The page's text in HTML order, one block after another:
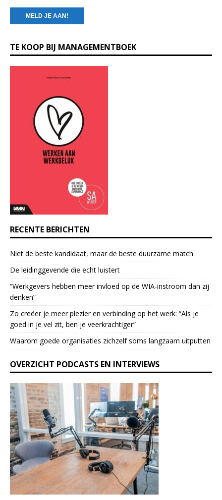
o
n
.
l
e
a
s
e
l
a
v
t
h
i
s
f
i
e
l
d
b
l
a
n
TE KOOP BIJ MANAGEMENTBOEK
RECENTE BERICHTEN
Niet de beste kandidaat, maar de beste duurzame match
De leidinggevende die echt luistert
“Werkgevers hebben meer invloed op de WIA-instroom dan zij
denken”
Zo creëer je meer plezier en verbinding op het werk: “Als je
goed in je vel zit, ben je veerkrach­tiger”
Waarom goede organisaties zichzelf soms langzaam uitputten
OVERZICHT PODCASTS EN INTERVIEWS